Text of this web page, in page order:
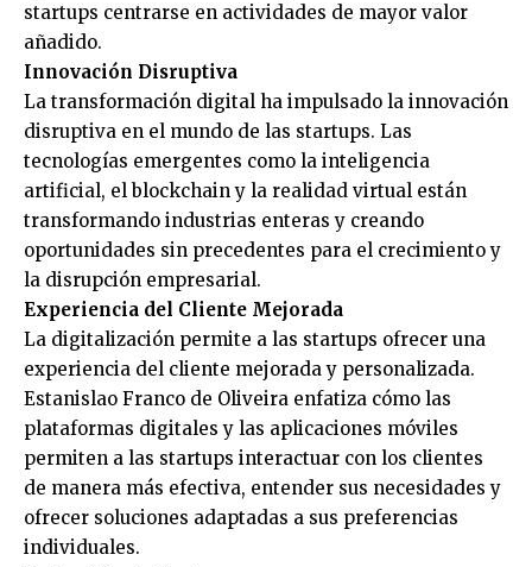
startups centrarse en actividades de mayor valor
añadido.
Innovación Disruptiva
La transformación digital ha impulsado la innovación
disruptiva en el mundo de las startups. Las
tecnologías emergentes como la inteligencia
artificial, el blockchain y la realidad virtual están
transformando industrias enteras y creando
oportunidades sin precedentes para el crecimiento y
la disrupción empresarial.
Experiencia del Cliente Mejorada
La digitalización permite a las startups ofrecer una
experiencia del cliente mejorada y personalizada.
Estanislao Franco de Oliveira enfatiza cómo las
plataformas digitales y las aplicaciones móviles
permiten a las startups interactuar con los clientes
de manera más efectiva, entender sus necesidades y
ofrecer soluciones adaptadas a sus preferencias
individuales.